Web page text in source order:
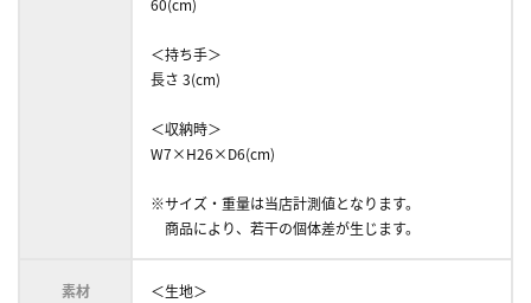
＜持ち手＞
長さ 3(cm)
＜収納時＞
W7×H26×D6(cm)
※サイズ・重量は当店計測値となります。
商品により、若干の個体差が生じます。
素材
＜生地＞